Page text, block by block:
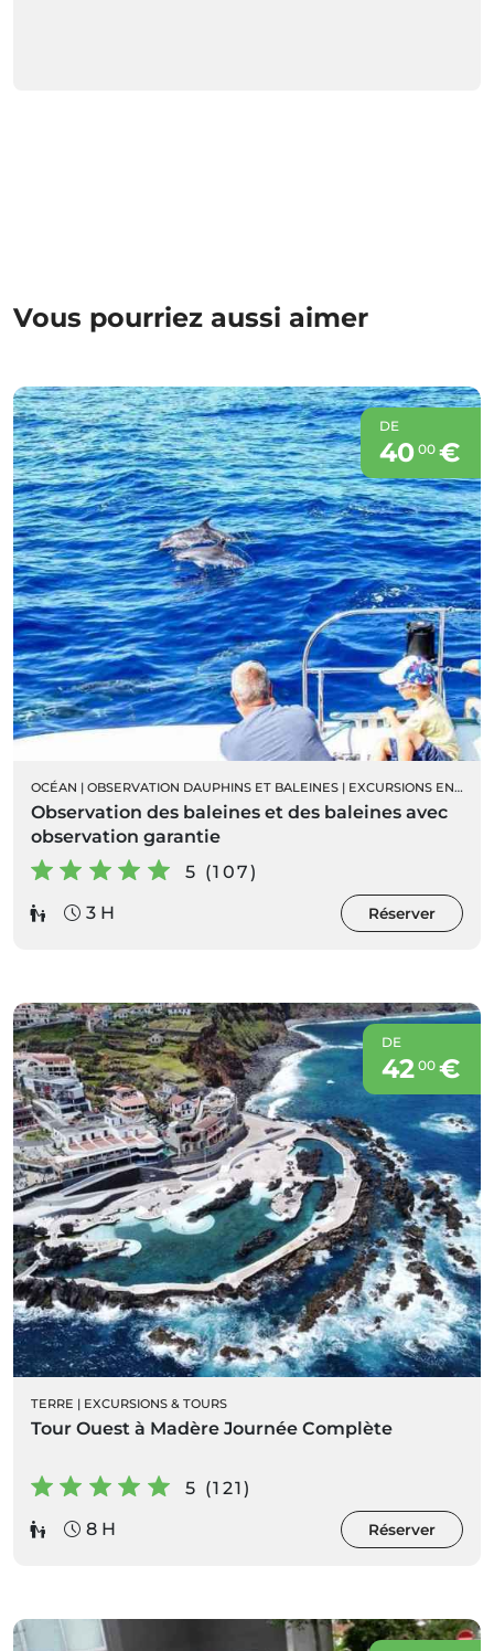
Vous pourriez aussi aimer
DE
40 00€
OCÉAN | OBSERVATION DAUPHINS ET BALEINES | EXCURSIONS EN BATEAU
Observation des baleines et des baleines avec
observation garantie
5 (107)
3 H
Réserver
DE
42 00€
TERRE | EXCURSIONS & TOURS
Tour Ouest à Madère Journée Complète
5 (121)
8 H
Réserver